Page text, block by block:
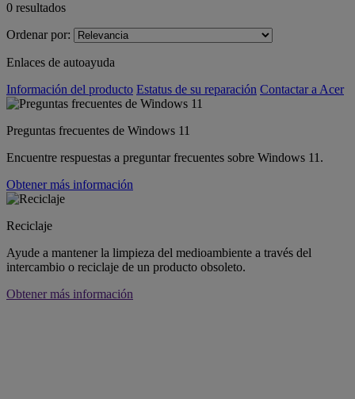
0 resultados
Ordenar por:
Enlaces de autoayuda
Información del producto Estatus de su reparación Contactar a Acer
Preguntas frecuentes de Windows 11
Encuentre respuestas a preguntar frecuentes sobre Windows 11.
Obtener más información
Reciclaje
Ayude a mantener la limpieza del medioambiente a través del
intercambio o reciclaje de un producto obsoleto.
Obtener más información